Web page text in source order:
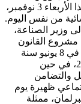
العلاقات مع البرلمان، ممثلة للحكومة، صبيحة هذا الأربعاء 3 نوفمبر،
من نفس اليوم.
وزير الصناعة،
3 نوفمبر حول مشروع القانون
المتضمن الموافقة على الأمر رقم 21-07 المؤرخ في 8 يونيو سنة
2021 المتضمن قانون المالية التكميلي لسنة 2021، في حين
والتضامن
ظهيرة يوم
ممثلة